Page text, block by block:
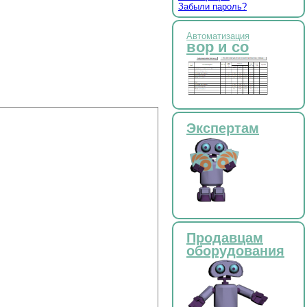
Забыли пароль?
Автоматизация
вор и со
Экспертам
Продавцам
оборудования